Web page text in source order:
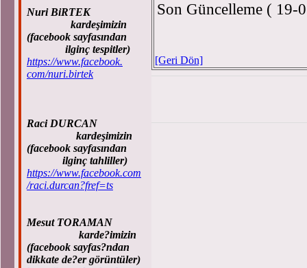
Nuri BiRTEK
kardeşimizin
(facebook sayfasından
ilginç tespitler)
https://www.facebook.
com/nuri.birtek
Raci DURCAN
kardeşimizin
(facebook sayfasından
ilginç tahliller)
https://www.facebook.com
/raci.durcan?fref=ts
Mesut TORAMAN
karde?imizin
(facebook sayfas?ndan
dikkate de?er görüntüler)
Son Güncelleme ( 19-
[Geri Dön]